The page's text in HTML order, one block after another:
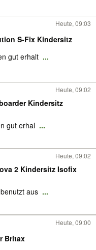
Heute, 09:03
S-Fix Kindersitz
gut erhalt ...
Heute, 09:02
Kindersitz
gut erhal ...
Heute, 09:02
2 Kindersitz Isofix
aus ...
Heute, 09:00
Britax